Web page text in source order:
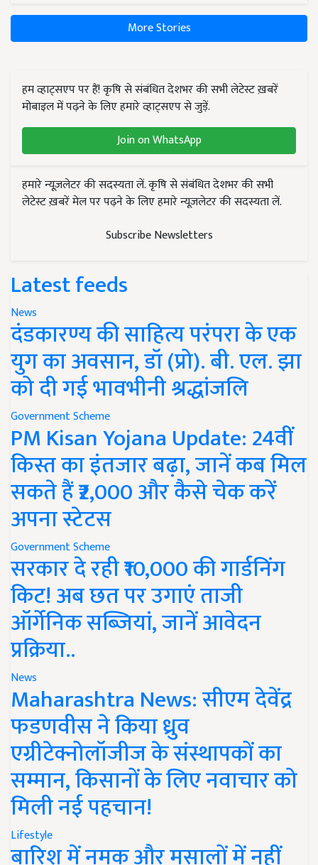
More Stories
मोबाइल में पढ़ने के लिए हमारे व्हाट्सएप से जुड़ें.
Join on WhatsApp
लेटेस्ट ख़बरें मेल पर पढ़ने के लिए हमारे न्यूज़लेटर की सदस्यता लें.
Latest feeds
News
दंडकारण्य की साहित्य परंपरा के एक
युग का अवसान, डॉ (प्रो). बी. एल. झा
को दी गई भावभीनी श्रद्धांजलि
Government Scheme
PM Kisan Yojana Update: 24वीं
किस्त का इंतजार बढ़ा, जानें कब मिल
सकते हैं ₹2,000 और कैसे चेक करें
अपना स्टेटस
Government Scheme
सरकार दे रही ₹10,000 की गार्डनिंग
किट! अब छत पर उगाएं ताजी
ऑर्गेनिक सब्जियां, जानें आवेदन
प्रक्रिया..
News
Maharashtra News: सीएम देवेंद्र
फडणवीस ने किया ध्रुव
एग्रीटेक्नोलॉजीज के संस्थापकों का
सम्मान, किसानों के लिए नवाचार को
मिली नई पहचान!
Lifestyle
बारिश में नमक और मसालों में नहीं